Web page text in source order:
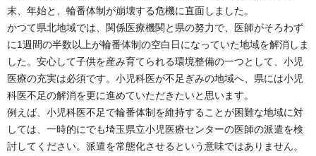
末、年始と、輪番体制が崩壊する危機に直面しました。
かつて県北地域では、関係医療機関と県の努力で、医師がそろわず
に1週間の半数以上が輪番体制の空白日になっていた地域を解消しま
した。安心して子供を産み育てられる環境整備の一つとして、小児
医療の充実は必須です。小児科医が不足ぎみの地域へ、県には小児
科医不足の解消を更に進めていただきたいと思います。
例えば、小児科医不足で輪番体制を維持することが困難な地域に対
しては、一時的にでも埼玉県立小児医療センターの医師の派遣を検
討してください。派遣を常態化させるという意味ではありません。